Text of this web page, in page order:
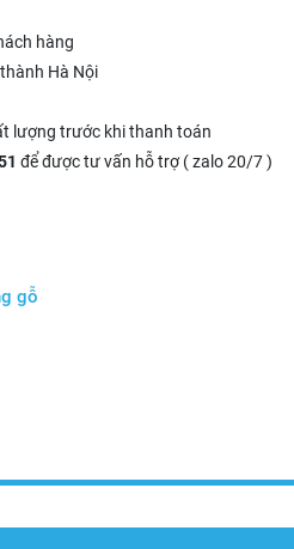
hàng
Hà Nội
lượng trước khi thanh toán
để được tư vấn hỗ trợ ( zalo 20/7 )
gỗ